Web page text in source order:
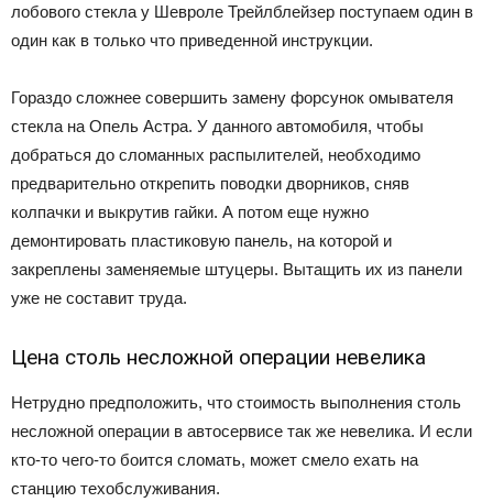
лобового стекла у Шевроле Трейлблейзер поступаем один в
один как в только что приведенной инструкции.
Гораздо сложнее совершить замену форсунок омывателя
стекла на Опель Астра. У данного автомобиля, чтобы
добраться до сломанных распылителей, необходимо
предварительно открепить поводки дворников, сняв
колпачки и выкрутив гайки. А потом еще нужно
демонтировать пластиковую панель, на которой и
закреплены заменяемые штуцеры. Вытащить их из панели
уже не составит труда.
Цена столь несложной операции невелика
Нетрудно предположить, что стоимость выполнения столь
несложной операции в автосервисе так же невелика. И если
кто-то чего-то боится сломать, может смело ехать на
станцию техобслуживания.